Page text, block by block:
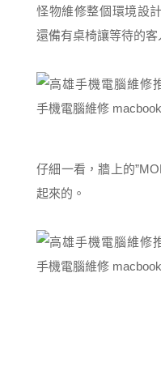
怪物維修整個環境設
還備有桌椅讓等待的客
仔細一看，牆上的
起來的。